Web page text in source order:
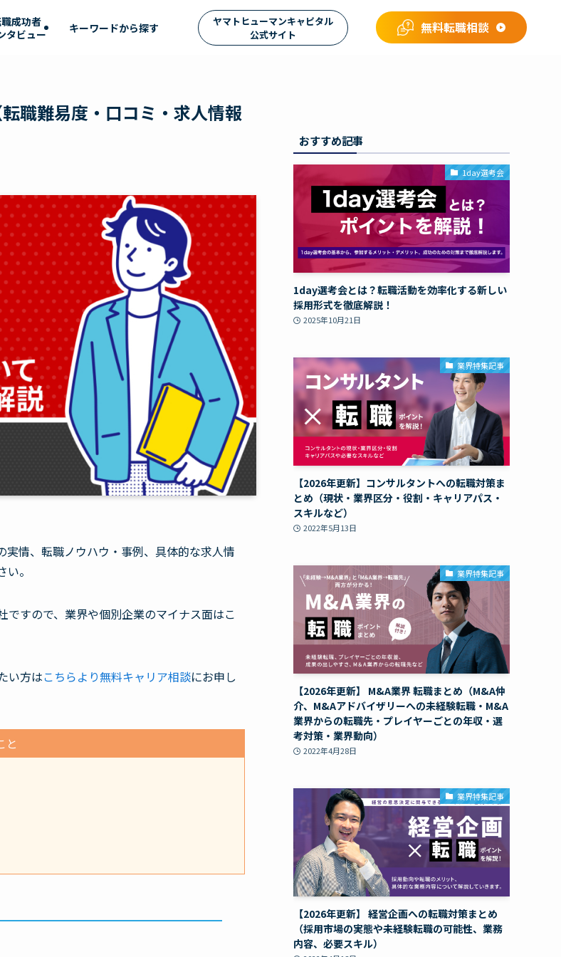
成功者
タビュー
ヤマトヒューマンキャピタル
公式サイト
無料転職相談
職難易度・口コミ・求人情報
情、転職ノウハウ・事例、具体的な求人情
。
すので、業界や個別企業のマイナス面はこ
い方はこちらより無料キャリア相談にお申し
と
おすすめ記事
1day選考会
1day選考会とは？転職活動を効率化する新しい
採用形式を徹底解説！
2025年10月21日
業界特集記事
【2026年更新】コンサルタントへの転職対策ま
とめ（現状・業界区分・役割・キャリアパス・
スキルなど）
2022年5月13日
業界特集記事
【2026年更新】 M&A業界 転職まとめ（M&A仲
介、M&Aアドバイザリーへの未経験転職・M&A
業界からの転職先・プレイヤーごとの年収・選
考対策・業界動向）
2022年4月28日
業界特集記事
【2026年更新】 経営企画への転職対策まとめ
（採用市場の実態や未経験転職の可能性、業務
内容、必要スキル）